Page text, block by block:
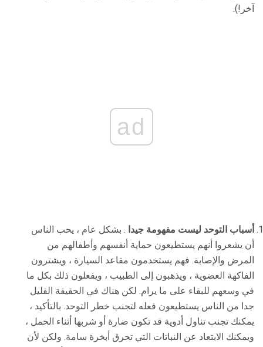
آخر!).
ad
أسباب التوحد ليست مفهومة جيدا . بشكل عام ، يحب الناس
أن يشعروا أنهم يستطيعون حماية أنفسهم وأطفالهم من
المرض والإصابة. فهم يستخدمون مقاعد السيارة ، ويشترون
الفاكهة العضوية ، ويذهبون إلى الطبيب ، ويفعلون ذلك بكل ما
في وسعهم للبقاء على ما يرام. لكن هناك في الحقيقة القليل
جدا من الناس يستطيعون فعله لتجنب خطر التوحد. بالتأكيد ،
يمكنك تجنب تناول أدوية قد تكون ضارة أو شربها أثناء الحمل ،
ويمكنك الابتعاد عن النباتات التي تحرق أبخرة سامة. ولكن لأن